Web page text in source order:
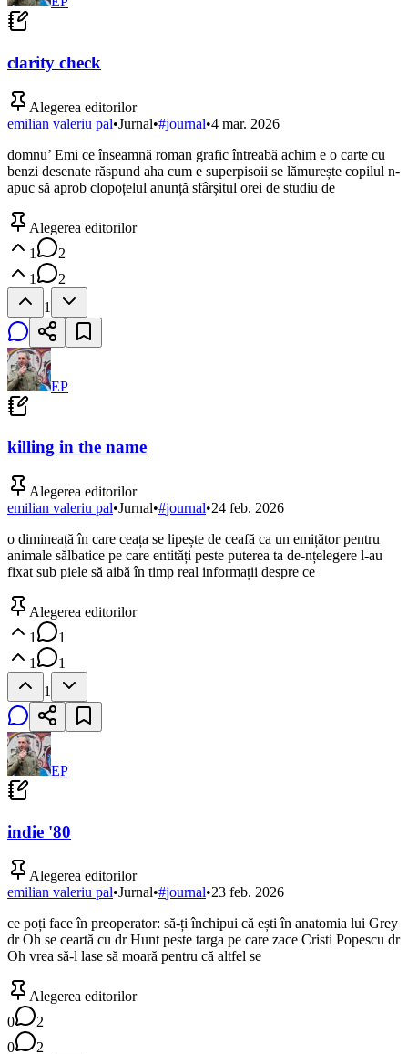
clarity check
Alegerea editorilor
emilian valeriu pal•Jurnal•#journal•4 mar. 2026
domnu’ Emi ce înseamnă roman grafic întreabă achim e o carte cu
benzi desenate răspund aha cum e superpisoii se lămurește copilul n-
apuc să aprob clopoțelul anunță sfârșitul orei de studiu de
Alegerea editorilor
1
2
1
2
1
EP
killing in the name
Alegerea editorilor
emilian valeriu pal•Jurnal•#journal•24 feb. 2026
o dimineață în care ceața se lipește de ceafă ca un emițător pentru
animale sălbatice pe care entități peste puterea ta de-nțelegere l-au
fixat sub piele să aibă în timp real informații despre ce
Alegerea editorilor
1
1
1
1
1
EP
indie '80
Alegerea editorilor
emilian valeriu pal•Jurnal•#journal•23 feb. 2026
ce poți face în preoperator: să-ți închipui că ești în anatomia lui Grey
dr Oh se ceartă cu dr Hunt peste targa pe care zace Cristi Popescu dr
Oh vrea să-l lase să moară pentru că altfel se
Alegerea editorilor
0
2
0
2